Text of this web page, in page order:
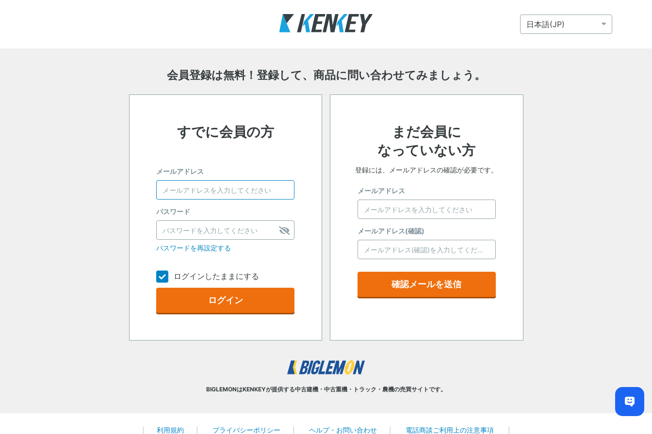
会員登録は無料！登録して、 商品に問い合わせてみましょう。
すでに会員の方
メールアドレス
パスワード
パスワードを再設定する
ログインしたままにする
ログイン
まだ会員に
なっていない方
登録には、メールアドレスの確認が必要です。
メールアドレス
メールアドレス(確認)
確認メールを送信
BIGLEMONはKENKEYが提供する中古建機・中古重機・トラック・農機の売買サイトです。
利用規約 プライバシーポリシー ヘルプ・お問い合わせ 電話商談ご利用上の注意事項